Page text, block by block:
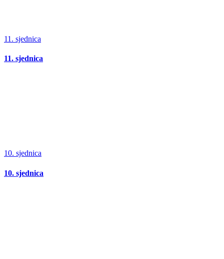
11. sjednica
11. sjednica
10. sjednica
10. sjednica